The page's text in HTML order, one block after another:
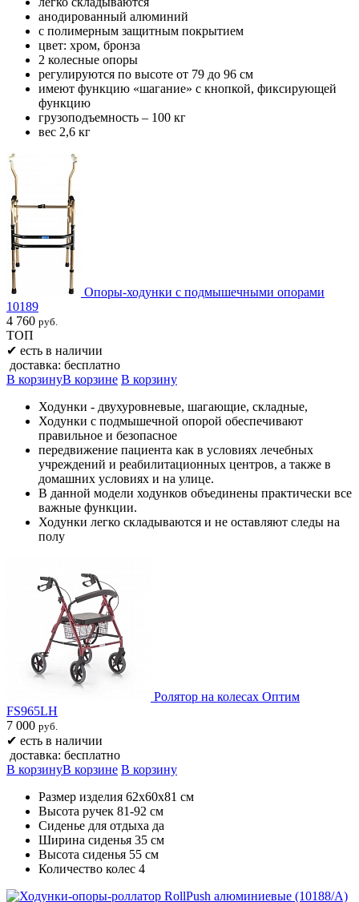
анодированный алюминий
c полимерным защитным покрытием
цвет: хром, бронза
2 колесные опоры
регулируются по высоте от 79 до 96 см
имеют функцию «шагание» с кнопкой, фиксирующей
функцию
грузоподъемность – 100 кг
вес 2,6 кг
Опоры-ходунки с подмышечными опорами
10189
4 760 руб.
ТОП
✔ есть в наличии
доставка: бесплатно
В корзинуВ корзине В корзину
Ходунки - двухуровневые, шагающие, складные,
Ходунки с подмышечной опорой обеспечивают
правильное и безопасное
передвижение пациента как в условиях лечебных
учреждений и реабилитационных центров, а также в
домашних условиях и на улице.
В данной модели ходунков объединены практически все
важные функции.
Ходунки легко складываются и не оставляют следы на
полу
Ролятор на колесах Оптим
FS965LH
7 000 руб.
✔ есть в наличии
доставка: бесплатно
В корзинуВ корзине В корзину
Размер изделия 62х60х81 см
Высота ручек 81-92 см
Сиденье для отдыха да
Ширина сиденья 35 см
Высота сиденья 55 см
Количество колес 4